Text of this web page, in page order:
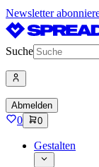
Newsletter
Suche
Abmelden
0 0
Gestalten